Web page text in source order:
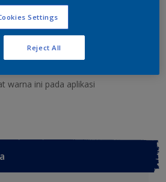
Kerja Temukan Toko
warna ini pada aplikasi
Settings
Reject All